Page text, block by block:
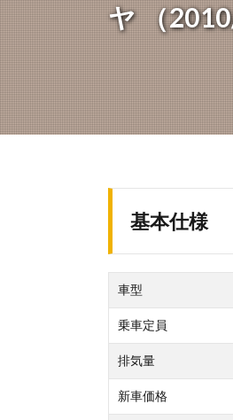
ヤ （
基本仕様
車型
乗車定員
排気量
新車価格